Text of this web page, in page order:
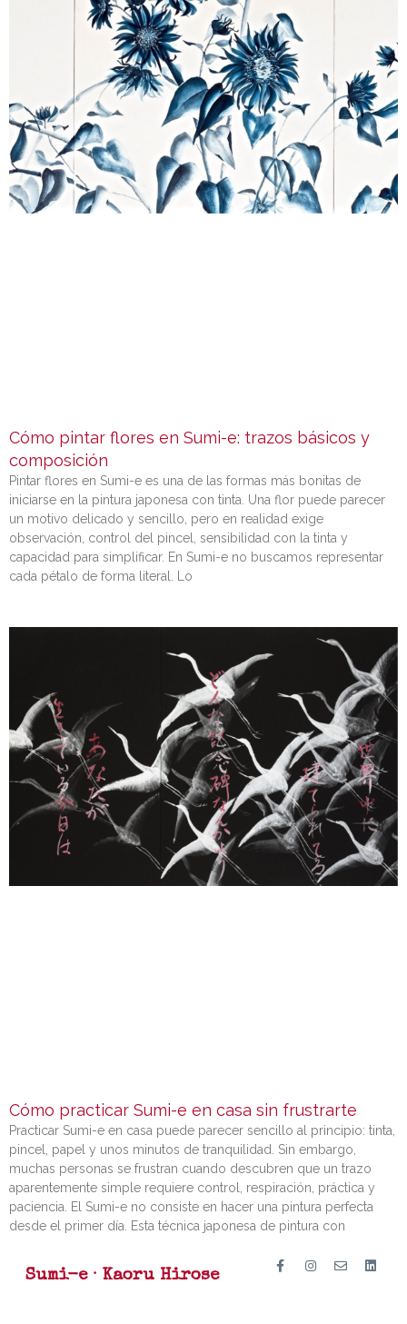
Cómo pintar flores en Sumi-e: trazos básicos y
composición
Pintar flores en Sumi-e es una de las formas más bonitas de
iniciarse en la pintura japonesa con tinta. Una flor puede parecer
un motivo delicado y sencillo, pero en realidad exige
observación, control del pincel, sensibilidad con la tinta y
capacidad para simplificar. En Sumi-e no buscamos representar
cada pétalo de forma literal. Lo
Cómo practicar Sumi-e en casa sin frustrarte
Practicar Sumi-e en casa puede parecer sencillo al principio: tinta,
pincel, papel y unos minutos de tranquilidad. Sin embargo,
muchas personas se frustran cuando descubren que un trazo
aparentemente simple requiere control, respiración, práctica y
paciencia. El Sumi-e no consiste en hacer una pintura perfecta
desde el primer día. Esta técnica japonesa de pintura con
Sumi-e · Kaoru Hirose